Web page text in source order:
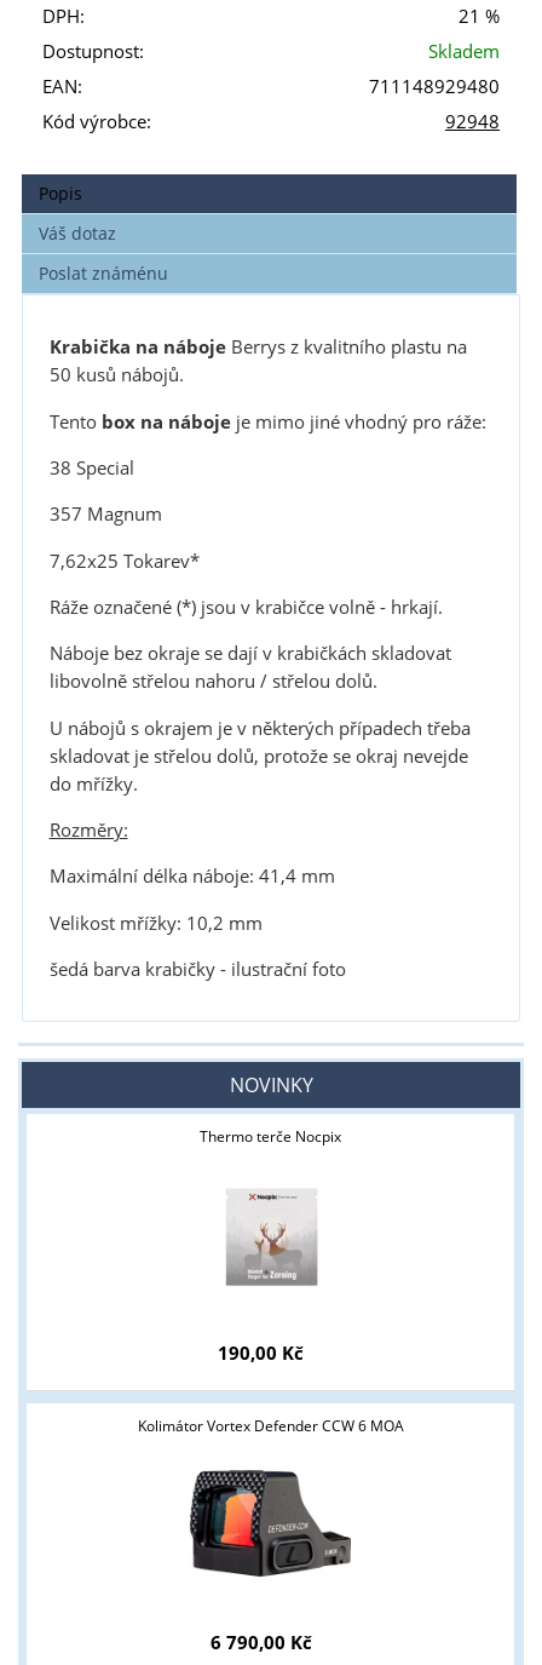
DPH:
21 %
Dostupnost:
Skladem
EAN:
711148929480
Kód výrobce:
92948
Popis
Váš dotaz
Poslat známénu
Krabička na nábojeBerrys z kvalitního plastu na
50 kusů nábojů.
Tento box na nábojeje mimo jiné vhodný pro ráže:
38 Special
357 Magnum
7,62x25 Tokarev*
Ráže označené (*) jsou v krabičce volně - hrkají.
Náboje bez okraje se dají v krabičkách skladovat
libovolně střelou nahoru / střelou dolů.
U nábojů s okrajem je v některých případech třeba
skladovat je střelou dolů, protože se okraj nevejde
do mřížky.
Rozměry:
Maximální délka náboje: 41,4 mm
Velikost mřížky: 10,2 mm
šedá barva krabičky - ilustrační foto
NOVINKY
Thermo terče Nocpix
190,00 Kč
Kolimátor Vortex Defender CCW 6 MOA
6 790,00 Kč